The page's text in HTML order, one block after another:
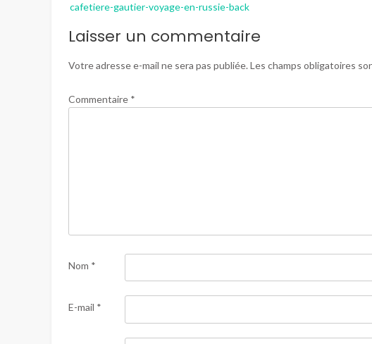
navigation
cafetiere-gautier-voyage-en-russie-back
Laisser un commentaire
Votre adresse e-mail ne sera pas publiée. Les champs obligatoires
Commentaire *
Nom *
E-mail *